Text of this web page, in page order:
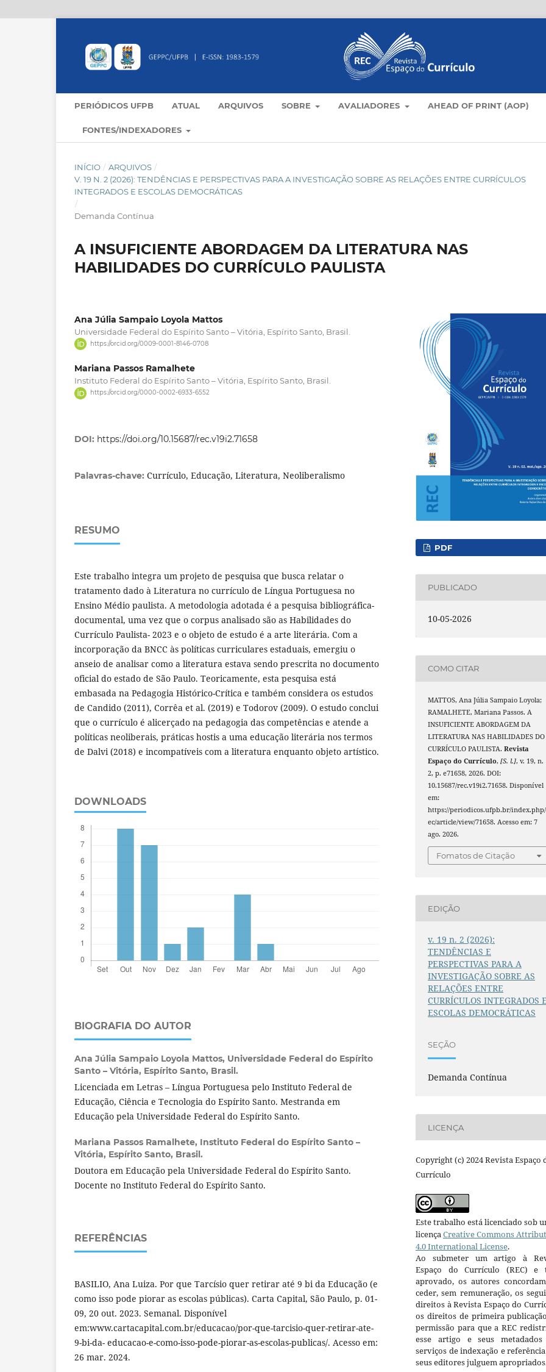
PERIÓDICOS UFPB ATUAL ARQUIVOS SOBRE AVALIADORES AHEAD OF PRINT (AOP)
FONTES/INDEXADORES
INÍCIO / ARQUIVOS /
V. 19 N. 2 (2026): TENDÊNCIAS E PERSPECTIVAS PARA A INVESTIGAÇÃO SOBRE AS RELAÇÕES ENTRE CURRÍCULOS
INTEGRADOS E ESCOLAS DEMOCRÁTICAS
/
Demanda Contínua
A INSUFICIENTE ABORDAGEM DA LITERATURA NAS
HABILIDADES DO CURRÍCULO PAULISTA
Ana Júlia Sampaio Loyola Mattos
Universidade Federal do Espírito Santo – Vitória, Espírito Santo, Brasil.
https://orcid.org/0009-0001-8146-0708
Mariana Passos Ramalhete
Instituto Federal do Espírito Santo – Vitória, Espírito Santo, Brasil.
https://orcid.org/0000-0002-6933-6552
DOI: https://doi.org/10.15687/rec.v19i2.71658
Palavras-chave: Currículo, Educação, Literatura, Neoliberalismo
RESUMO
Este trabalho integra um projeto de pesquisa que busca relatar o
tratamento dado à Literatura no currículo de Língua Portuguesa no
Ensino Médio paulista. A metodologia adotada é a pesquisa bibliográfica-
documental, uma vez que o corpus analisado são as Habilidades do
Currículo Paulista- 2023 e o objeto de estudo é a arte literária. Com a
incorporação da BNCC às políticas curriculares estaduais, emergiu o
anseio de analisar como a literatura estava sendo prescrita no documento
oficial do estado de São Paulo. Teoricamente, esta pesquisa está
embasada na Pedagogia Histórico-Crítica e também considera os estudos
de Candido (2011), Corrêa et al. (2019) e Todorov (2009). O estudo conclui
que o currículo é alicerçado na pedagogia das competências e atende a
políticas neoliberais, práticas hostis a uma educação literária nos termos
de Dalvi (2018) e incompatíveis com a literatura enquanto objeto artístico.
DOWNLOADS
BIOGRAFIA DO AUTOR
Ana Júlia Sampaio Loyola Mattos, Universidade Federal do Espírito
Santo – Vitória, Espírito Santo, Brasil.
Licenciada em Letras – Língua Portuguesa pelo Instituto Federal de
Educação, Ciência e Tecnologia do Espírito Santo. Mestranda em
Educação pela Universidade Federal do Espírito Santo.
Mariana Passos Ramalhete, Instituto Federal do Espírito Santo –
Vitória, Espírito Santo, Brasil.
Doutora em Educação pela Universidade Federal do Espírito Santo.
Docente no Instituto Federal do Espírito Santo.
REFERÊNCIAS
BASILIO, Ana Luiza. Por que Tarcísio quer retirar até 9 bi da Educação (e
como isso pode piorar as escolas públicas). Carta Capital, São Paulo, p. 01-
09, 20 out. 2023. Semanal. Disponível
em:www.cartacapital.com.br/educacao/por-que-tarcisio-quer-retirar-ate-
9-bi-da- educacao-e-como-isso-pode-piorar-as-escolas-publicas/. Acesso em:
26 mar. 2024.
PDF
PUBLICADO
10-05-2026
COMO CITAR
MATTOS, Ana Júlia Sampaio Loyola;
RAMALHETE, Mariana Passos. A
INSUFICIENTE ABORDAGEM DA
LITERATURA NAS HABILIDADES DO
CURRÍCULO PAULISTA.Revista
Espaço do Currículo,[S. l.], v. 19, n.
2, p. e71658, 2026. DOI:
10.15687/rec.v19i2.71658. Disponível
em:
https://periodicos.ufpb.br/
ec/article/view/71658. Acesso em: 7
ago. 2026.
Fomatos de Citação
EDIÇÃO
v. 19 n. 2 (2026):
TENDÊNCIAS E
PERSPECTIVAS PARA A
INVESTIGAÇÃO SOBRE AS
RELAÇÕES ENTRE
CURRÍCULOS INTEGRADOS E
ESCOLAS DEMOCRÁTICAS
SEÇÃO
Demanda Contínua
LICENÇA
Copyright (c) 2024 Revista Espaço
Currículo
Este trabalho está licenciado sob
licençaCreative Commons
4.0 International License.
Ao submeter um artigo à
Espaço do Currículo (REC) e
aprovado, os autores
ceder, sem remuneração, os
direitos à Revista Espaço do
os direitos de primeira
permissão para que a REC
esse artigo e seus metadados
serviços de indexação e
seus editores julguem